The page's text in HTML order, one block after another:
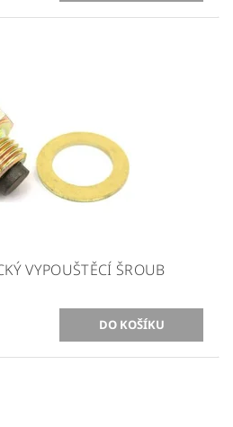
VYPOUŠTĚCÍ ŠROUB